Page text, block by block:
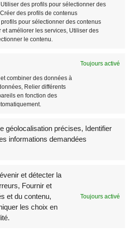
des profils pour sélectionner des
des profils de contenus
pour sélectionner des contenus
améliorer les services, Utiliser des
le contenu.
Toujours activé
combiner des données à
Relier différents
en fonction des
géolocalisation précises, Identifier
informations demandées
et détecter la
Fournir et
et du contenu,
les choix en
Toujours activé
Stock limité
Côtelé Bandoulière
Femme